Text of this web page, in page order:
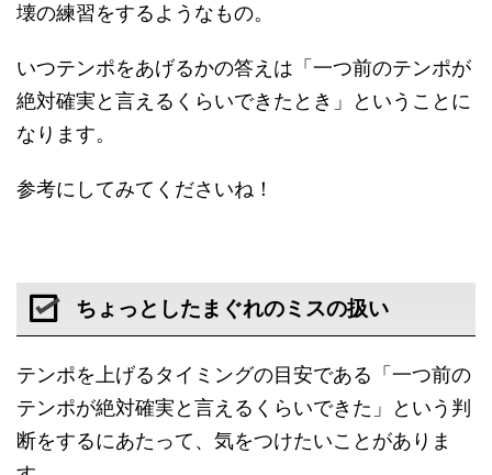
壊の練習をするようなもの。
いつテンポをあげるかの答えは「一つ前のテンポが
絶対確実と言えるくらいできたとき」ということに
なります。
参考にしてみてくださいね！
ちょっとしたまぐれのミスの扱い
テンポを上げるタイミングの目安である「一つ前の
テンポが絶対確実と言えるくらいできた」という判
断をするにあたって、気をつけたいことがありま